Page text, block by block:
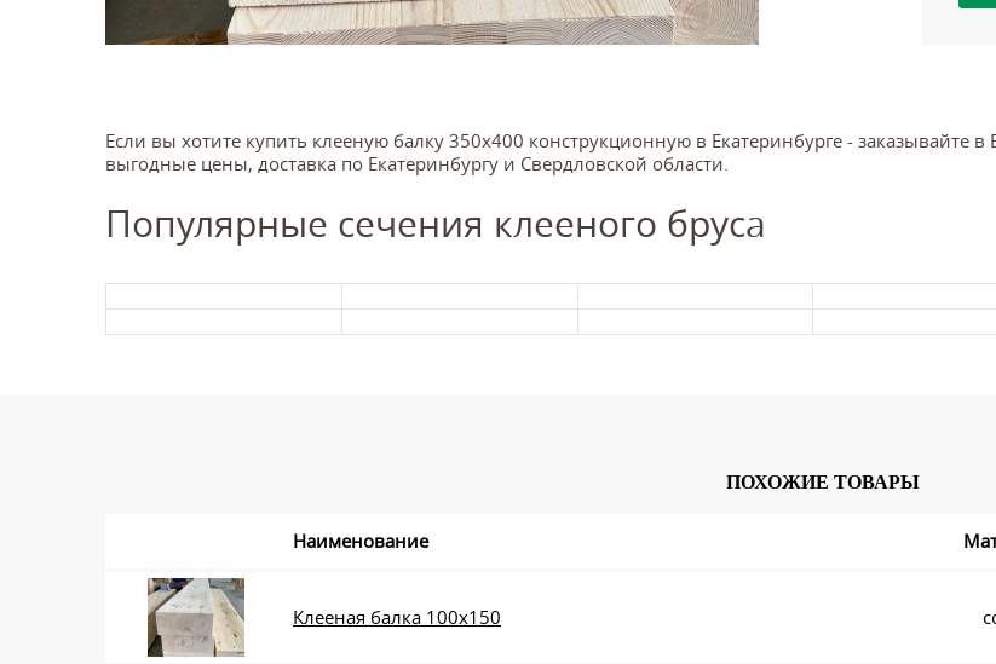
Если вы хотите купить клееную балку 350x400 конструкционную в Екатеринбурге - заказывайте
выгодные цены, доставка по Екатеринбургу и Свердловской области.
Популярные сечения клееного бруса
ПОХОЖИЕ ТОВАРЫ
Наименование
Клееная балка 100x150